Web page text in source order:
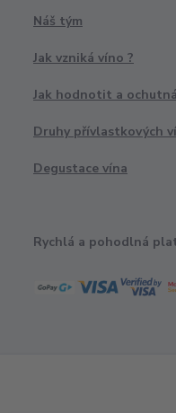
Náš tým
Jak vzniká víno ?
Jak hodnotit a
Druhy přívlastkových
Degustace vína
Rychlá a pohodlná